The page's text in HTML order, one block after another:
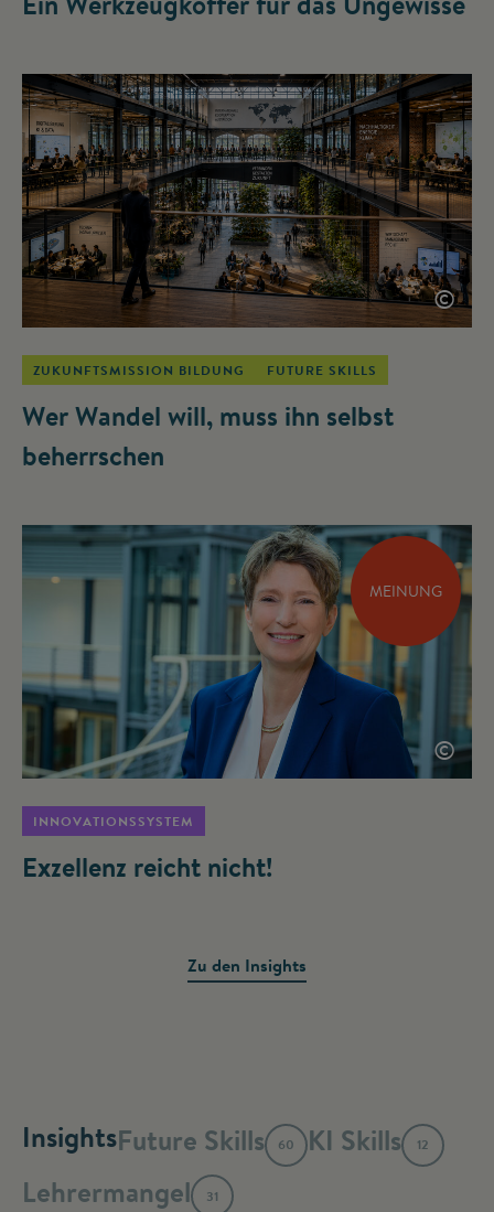
©
ZUKUNFTSMISSION BILDUNG FUTURE SKILLS
Wer Wandel will, muss ihn selbst
beherrschen
MEINUNG
©
INNOVATIONSSYSTEM
Exzellenz reicht nicht!
Zu den Insights
InsightsFuture Skills 60 KI Skills 12
Lehrermangel 31